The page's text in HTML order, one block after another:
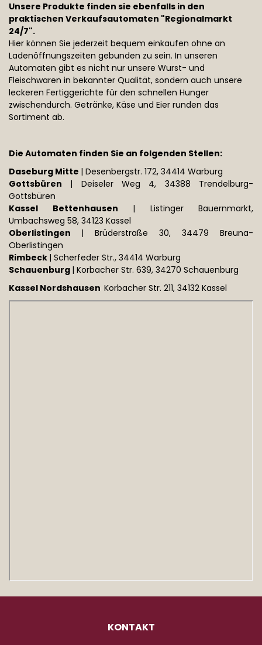
Unsere Produkte finden sie ebenfalls in den
praktischen Verkaufsautomaten "Regionalmarkt
24/7".
Hier können Sie jederzeit bequem einkaufen ohne an
Ladenöffnungszeiten gebunden zu sein. In unseren
Automaten gibt es nicht nur unsere Wurst- und
Fleischwaren in bekannter Qualität, sondern auch unsere
leckeren Fertiggerichte für den schnellen Hunger
zwischendurch. Getränke, Käse und Eier runden das
Sortiment ab.
Die Automaten finden Sie an folgenden Stellen:
Daseburg Mitte | Desenbergstr. 172, 34414 Warburg
Gottsbüren | Deiseler Weg 4, 34388 Trendelburg-
Gottsbüren
Kassel Bettenhausen | Listinger Bauernmarkt,
Umbachsweg 58, 34123 Kassel
Oberlistingen | Brüderstraße 30, 34479 Breuna-
Oberlistingen
Rimbeck | Scherfeder Str., 34414 Warburg
Schauenburg | Korbacher Str. 639, 34270 Schauenburg
Kassel Nordshausen Korbacher Str. 211, 34132 Kassel
KONTAKT